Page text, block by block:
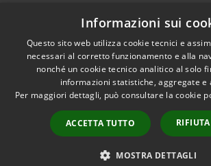
Dichiarazione di accessibilità
RSS
Accessibilità
by
Informazioni sui
Questo sito web utilizza cookie tecnici e
necessari al corretto funzionamento e alla
nonché un cookie tecnico analitico al solo
informazioni statistiche, aggregate e
Per maggiori dettagli, può consultare la cookie
ACCETTA TUTTO
MOSTRA DETTAGLI